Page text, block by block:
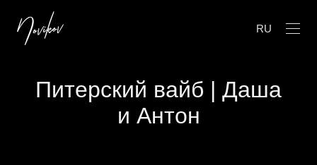
RU
Питерский вайб | Даша
и Антон